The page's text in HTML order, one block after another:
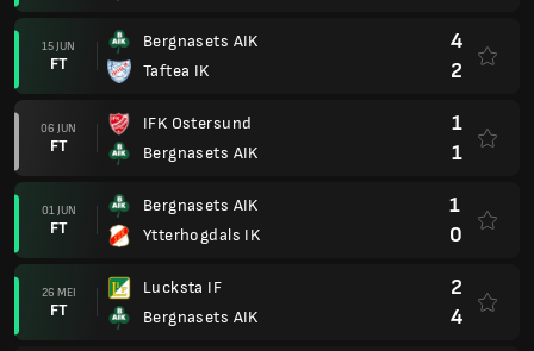
19 MEI
Batal
Bergnasets AIK
Sandviks IK
19 MEI
FT
Bergnasets AIK
Umea FC Akademi
2
0
11 MEI
FT
Algarna Harnosand IF
Bergnasets AIK
0
4
04 MEI
FT
Bergnasets AIK
Gottne IF
2
1